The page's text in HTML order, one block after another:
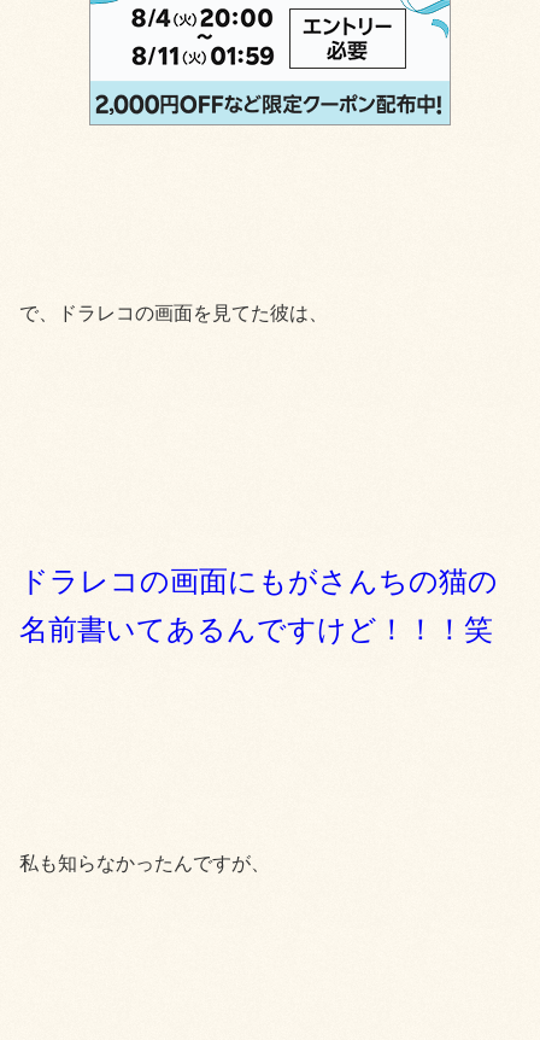
で、ドラレコの画面を見てた彼は、
ドラレコの画面にもがさんちの猫の
名前書いてあるんですけど！！！笑
私も知らなかったんですが、